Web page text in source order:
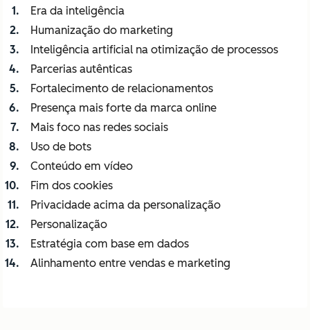
Era da inteligência
Humanização do marketing
Inteligência artificial na otimização de processos
Parcerias autênticas
Fortalecimento de relacionamentos
Presença mais forte da marca online
Mais foco nas redes sociais
Uso de bots
Conteúdo em vídeo
Fim dos cookies
Privacidade acima da personalização
Personalização
Estratégia com base em dados
Alinhamento entre vendas e marketing